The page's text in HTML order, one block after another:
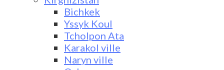
Bichkek
Yssyk Koul
Tcholpon Ata
Karakol ville
Naryn ville